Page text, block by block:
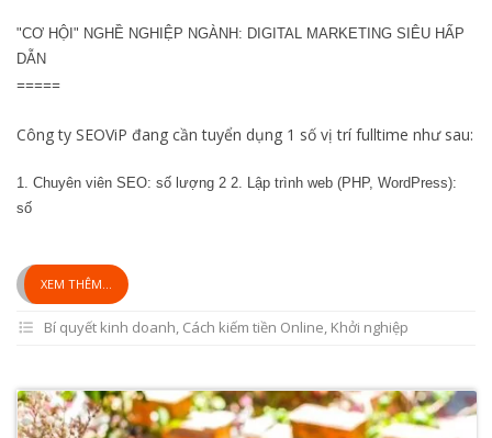
"CƠ HỘI" NGHỀ NGHIỆP NGÀNH: DIGITAL MARKETING SIÊU HẤP
DẪN
=====
Công ty SEOViP đang cần tuyển dụng 1 số vị trí fulltime như sau:
1. Chuyên viên SEO: số lượng 2 2. Lập trình web (PHP, WordPress):
số
XEM THÊM...
Bí quyết kinh doanh, Cách kiếm tiền Online, Khởi nghiệp